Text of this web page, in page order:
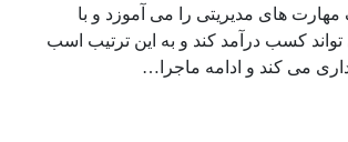
مهارت های مدیریتی را می آموزد و با
کسب درآمد کند و به این ترتیب اسب
می کند و ادامه ماجرا…